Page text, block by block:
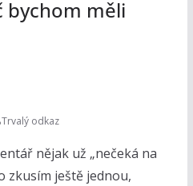
bychom měli
Trvalý odkaz
nějak už „nečeká na
zkusím ještě jednou,